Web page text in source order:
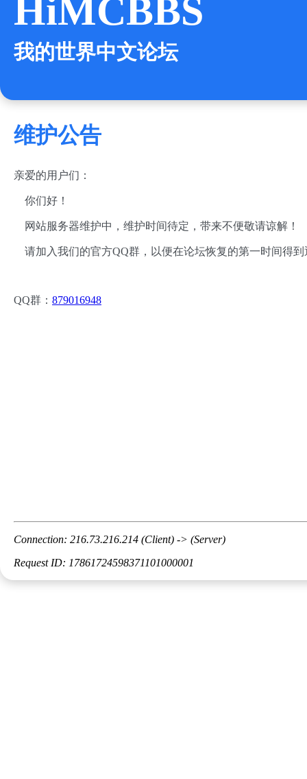
HiMCBBS
我的世界中文论坛
维护公告
亲爱的用户们：
你们好！
网站服务器维护中，维护时间待定，带来不便敬请谅解！
请加入我们的官方QQ群，以便在论坛恢复的第一时间得到
QQ群： 879016948
Connection: 216.73.216.214 (Client) -> (Server)
Request ID: 17861724598371101000001